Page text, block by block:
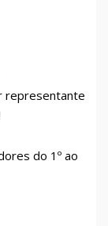
representante
do 1º ao